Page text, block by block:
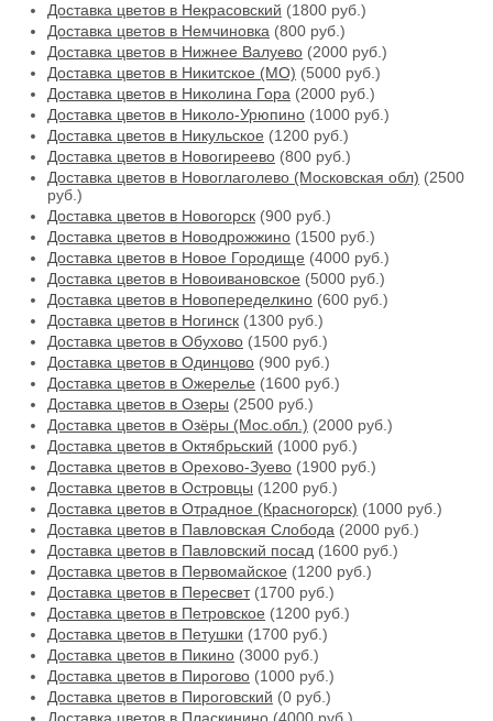
Доставка цветов в Некрасовский (1800 руб.)
Доставка цветов в Немчиновка (800 руб.)
Доставка цветов в Нижнее Валуево (2000 руб.)
Доставка цветов в Никитское (МО) (5000 руб.)
Доставка цветов в Николина Гора (2000 руб.)
Доставка цветов в Николо-Урюпино (1000 руб.)
Доставка цветов в Никульское (1200 руб.)
Доставка цветов в Новогиреево (800 руб.)
Доставка цветов в Новоглаголево (Московская обл) (2500
руб.)
Доставка цветов в Новогорск (900 руб.)
Доставка цветов в Новодрожжино (1500 руб.)
Доставка цветов в Новое Городище (4000 руб.)
Доставка цветов в Новоивановское (5000 руб.)
Доставка цветов в Новопеределкино (600 руб.)
Доставка цветов в Ногинск (1300 руб.)
Доставка цветов в Обухово (1500 руб.)
Доставка цветов в Одинцово (900 руб.)
Доставка цветов в Ожерелье (1600 руб.)
Доставка цветов в Озеры (2500 руб.)
Доставка цветов в Озёры (Мос.обл.) (2000 руб.)
Доставка цветов в Октябрьский (1000 руб.)
Доставка цветов в Орехово-Зуево (1900 руб.)
Доставка цветов в Островцы (1200 руб.)
Доставка цветов в Отрадное (Красногорск) (1000 руб.)
Доставка цветов в Павловская Слобода (2000 руб.)
Доставка цветов в Павловский посад (1600 руб.)
Доставка цветов в Первомайское (1200 руб.)
Доставка цветов в Пересвет(1700 руб.)
Доставка цветов в Петровское (1200 руб.)
Доставка цветов в Петушки (1700 руб.)
Доставка цветов в Пикино (3000 руб.)
Доставка цветов в Пирогово (1000 руб.)
Доставка цветов в Пироговский (0 руб.)